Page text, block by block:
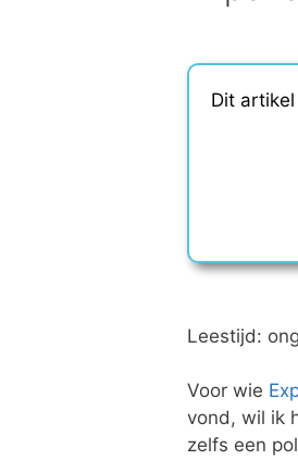
Dit
Leestijd:
Voor wie
vond, wil ik
zelfs een